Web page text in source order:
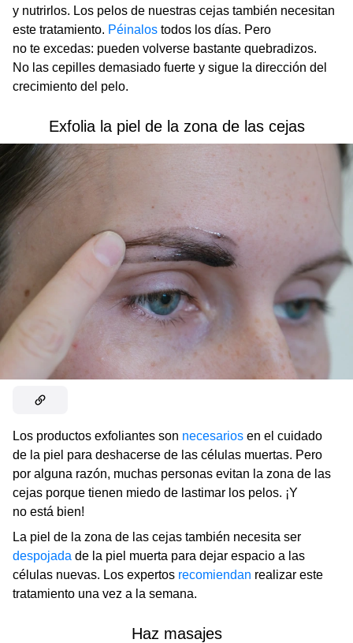
y nutrirlos. Los pelos de nuestras cejas también necesitan
este tratamiento. Péinalos todos los días. Pero
no te excedas: pueden volverse bastante quebradizos.
No las cepilles demasiado fuerte y sigue la dirección del
crecimiento del pelo.
Exfolia la piel de la zona de las cejas
Los productos exfoliantes son necesarios en el cuidado
de la piel para deshacerse de las células muertas. Pero
por alguna razón, muchas personas evitan la zona de las
cejas porque tienen miedo de lastimar los pelos. ¡Y
no está bien!
La piel de la zona de las cejas también necesita ser
despojada de la piel muerta para dejar espacio a las
células nuevas. Los expertos recomiendan realizar este
tratamiento una vez a la semana.
Haz masajes